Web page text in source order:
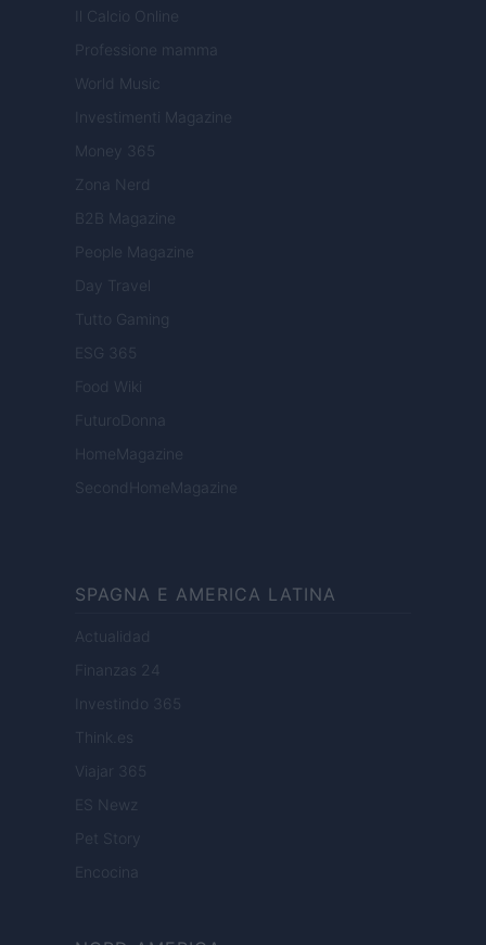
Il Calcio Online
Professione mamma
World Music
Investimenti Magazine
Money 365
Zona Nerd
B2B Magazine
People Magazine
Day Travel
Tutto Gaming
ESG 365
Food Wiki
FuturoDonna
HomeMagazine
SecondHomeMagazine
SPAGNA E AMERICA LATINA
Actualidad
Finanzas 24
Investindo 365
Think.es
Viajar 365
ES Newz
Pet Story
Encocina